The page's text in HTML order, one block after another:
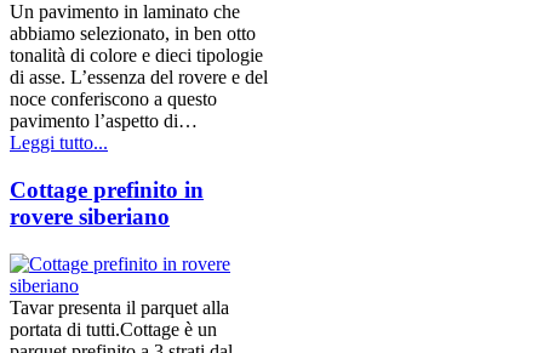
Un pavimento in laminato che
abbiamo selezionato, in ben otto
tonalità di colore e dieci tipologie
di asse. L’essenza del rovere e del
noce conferiscono a questo
pavimento l’aspetto di…
Leggi tutto...
Cottage prefinito in
rovere siberiano
Tavar presenta il parquet alla
portata di tutti.Cottage è un